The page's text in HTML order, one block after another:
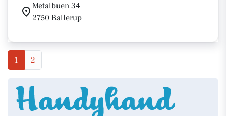
Metalbuen 34
2750 Ballerup
1 2